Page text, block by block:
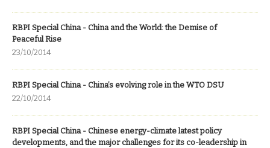
RBPI Special China - China and the World: the Demise of
Peaceful Rise
23/10/2014
RBPI Special China - China’s evolving role in the WTO DSU
22/10/2014
RBPI Special China - Chinese energy-climate latest policy
developments, and the major challenges for its co-leadership in